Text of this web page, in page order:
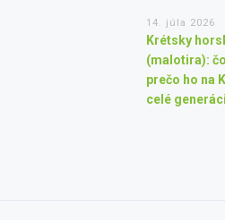
14. júla 2026
Krétsky
(malotira):
prečo ho na
celé